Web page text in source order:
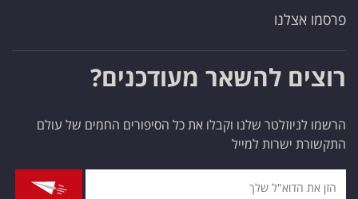
פרסמו אצלנו
רוצים להשאר מעודכנים?
הרשמו לניוזלטר שלנו וקבלו את כל הסיפורים החמים של עולם
התקשורת ישרות למייל